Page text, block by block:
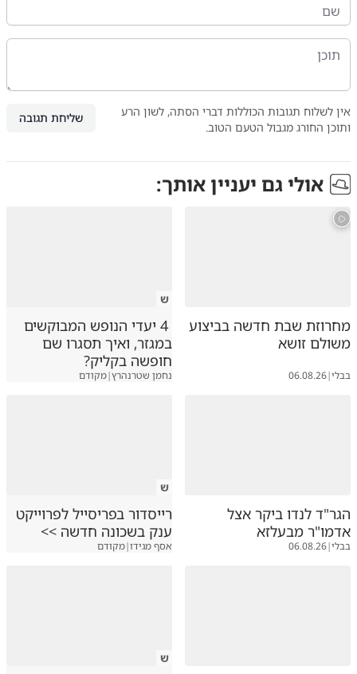
אין לשלוח תגובות הכוללות דברי הסתה, לשון הרע
ותוכן החורג מגבול הטעם הטוב.
שליחת תגובה
אולי גם יעניין אותך:
מחרוזת שבת חדשה בביצוע
משולם זושא
בבלי|
06.08.26
ש
4 יעדי הנופש המבוקשים
במגזר, ואיך תסגרו שם
חופשה בקליק?
נחמן שטרנהרץ|מקודם
הגר"ד לנדו ביקר אצל
אדמו"ר מבעלזא
בבלי|
06.08.26
ש
רייסדור בפריסייל לפרוייקט
ענק בשכונה חדשה >>
אסף מגידו|מקודם
ש